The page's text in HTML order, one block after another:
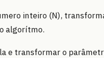
inteiro (N),
algorítmo.
e transformar o